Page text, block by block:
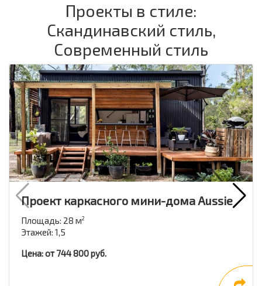
Проекты в стиле:
Скандинавский стиль,
Современный стиль
Проект каркасного мини-дома Aussie
Площадь: 28 м2
Этажей: 1,5
Цена: от 744 800 руб.